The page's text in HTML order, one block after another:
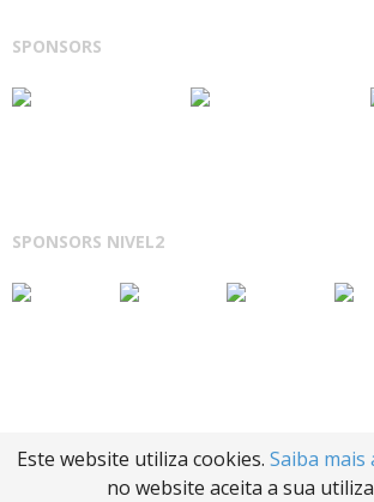
SPONSORS
SPONSORS NIVEL2
Este website utiliza cookies. Saiba mais
no website aceita a sua